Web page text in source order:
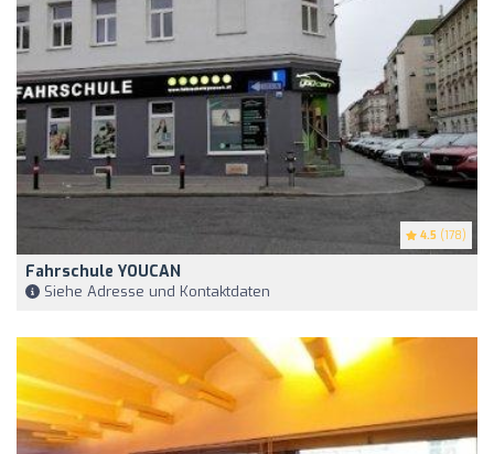
4.5 (178)
Fahrschule YOUCAN
Siehe Adresse und Kontaktdaten